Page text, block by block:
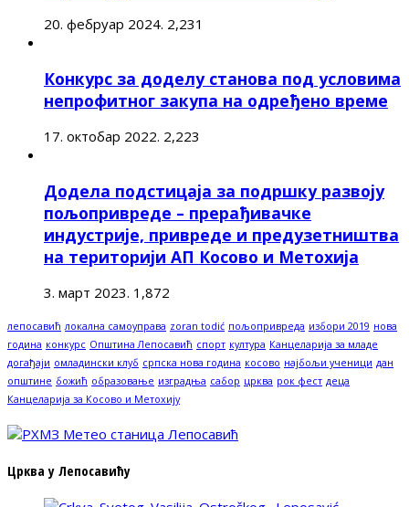
20. фебруар 2024. 2,231
Конкурс за доделу станова под условима
непрофитног закупа на одређено време
17. октобар 2022. 2,223
Додела подстицаја за подршку развоју
пољопривреде – прерађивачке
индустрије, привреде и предузетништва
на територији АП Косово и Метохија
3. март 2023. 1,872
лепосавић локална самоуправа zoran todić пољопривреда избори 2019 нова
година конкурс Општина Лепосавић спорт култура Канцеларија за младе
догађаји омладински клуб српска нова година косово најбољи ученици дан
општине божић образовање изградња сабор црква рок фест деца
Канцеларија за Косово и Метохију
Црква у Лепосавићу